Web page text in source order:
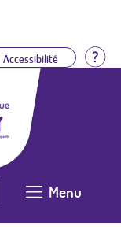
Accessibilité
Menu